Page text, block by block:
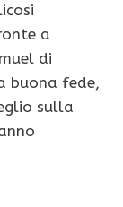
a
di
buona fede,
sulla